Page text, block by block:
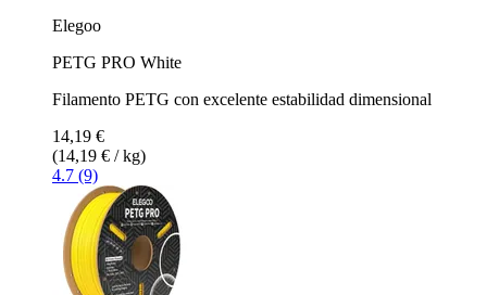
Elegoo
PETG PRO White
Filamento PETG con excelente estabilidad dimensional
14,19 €
(14,19 € / kg)
4.7 (9)